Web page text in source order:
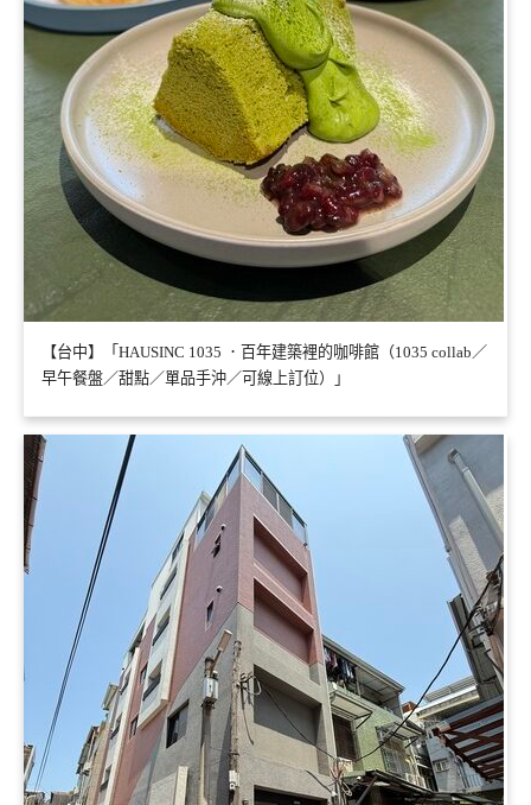
【台中】「HAUSINC 1035 ．百年建築裡的咖啡館（1035 collab／
早午餐盤／甜點／單品手沖／可線上訂位）」